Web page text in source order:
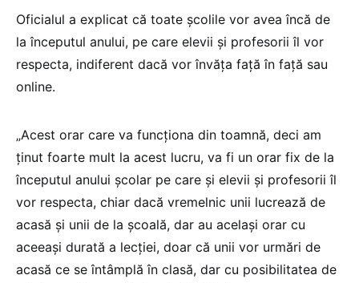
Oficialul a explicat că toate școlile vor avea încă de
la începutul anului, pe care elevii și profesorii îl vor
respecta, indiferent dacă vor învăța față în față sau
online.
„Acest orar care va funcționa din toamnă, deci am
ținut foarte mult la acest lucru, va fi un orar fix de la
începutul anului școlar pe care și elevii și profesorii îl
vor respecta, chiar dacă vremelnic unii lucrează de
acasă și unii de la școală, dar au același orar cu
aceeași durată a lecției, doar că unii vor urmări de
acasă ce se întâmplă în clasă, dar cu posibilitatea de